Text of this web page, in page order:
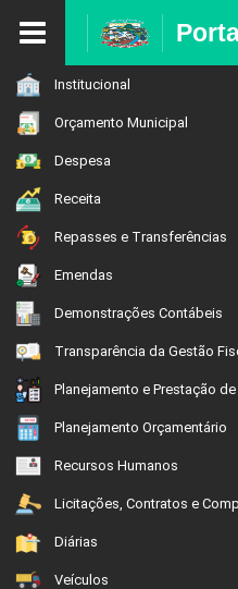
Institucional
Orçamento Municipal
Despesa
Receita
Repasses e Transferências
Emendas
Demonstrações Contábeis
Transparência da Gestão
Planejamento e Prestação
Planejamento Orçamentário
Recursos Humanos
Licitações, Contratos e
Diárias
Veículos